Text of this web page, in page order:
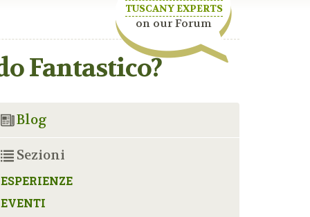
TUSCANY EXPERTS
on our Forum
Fantastico?
Blog
Sezioni
ESPERIENZE
EVENTI